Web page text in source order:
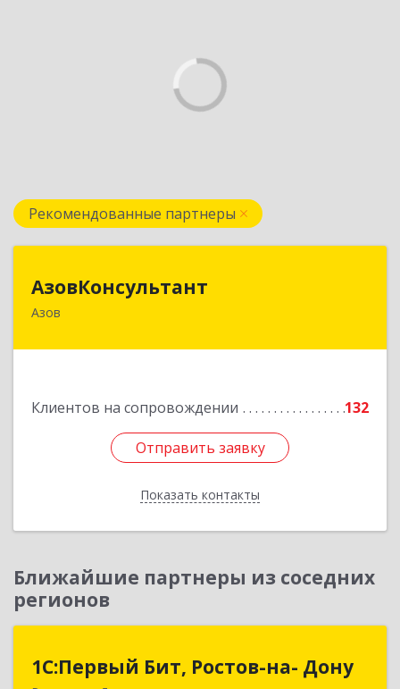
Рекомендованные партнеры
АзовКонсультант
Азов
Клиентов на сопровождении 132
Отправить заявку
Показать контакты
346780, Ростовская обл, Азов г, Петровский б-р,
Отправить заявку
Назад
Ближайшие партнеры из соседних
регионов
1С:Первый Бит, Ростов-на- Дону
1С:Первый Бит, Ростов-на- Дону